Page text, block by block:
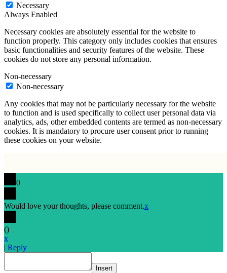
Necessary
Always Enabled
Necessary cookies are absolutely essential for the website to
function properly. This category only includes cookies that ensures
basic functionalities and security features of the website. These
cookies do not store any personal information.
Non-necessary
Non-necessary
Any cookies that may not be particularly necessary for the website
to function and is used specifically to collect user personal data via
analytics, ads, other embedded contents are termed as non-necessary
cookies. It is mandatory to procure user consent prior to running
these cookies on your website.
0
Would love your thoughts, please comment.x
()
x
| Reply
Insert